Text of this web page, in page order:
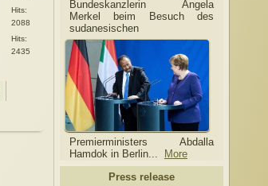
Hits:
2088
Hits:
2435
Bundeskanzlerin Angela
Merkel beim Besuch des
sudanesischen
Premierministers Abdalla
Hamdok in Berlin...
More
Press release